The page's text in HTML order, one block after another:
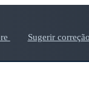
Sugerir